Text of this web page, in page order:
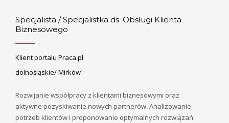
Specjalista / Specjalistka ds. Obsługi Klienta
Biznesowego
Klient portalu Praca.pl
dolnośląskie/ Mirków
Rozwijanie współpracy z klientami biznesowymi oraz
aktywne pozyskiwanie nowych partnerów. Analizowanie
potrzeb klientów i proponowanie optymalnych rozwiązań